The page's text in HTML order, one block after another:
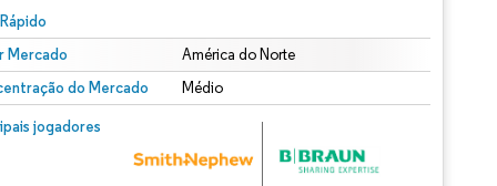
Mercado América do Norte
do Mercado Médio
jogadores
© Mordor Intelligence. O reuso requer atribuição conforme CC BY 4.0.